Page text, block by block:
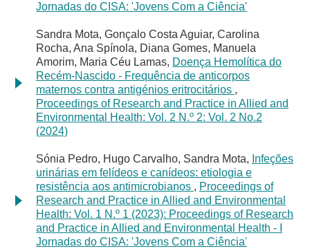
Jornadas do CISA: 'Jovens Com a Ciência'
Sandra Mota, Gonçalo Costa Aguiar, Carolina
Rocha, Ana Spínola, Diana Gomes, Manuela
Amorim, Maria Céu Lamas, Doença Hemolítica do
Recém-Nascido - Frequência de anticorpos
maternos contra antigénios eritrocitários ,
Proceedings of Research and Practice in Allied and
Environmental Health: Vol. 2 N.º 2: Vol. 2 No.2
(2024)
Sónia Pedro, Hugo Carvalho, Sandra Mota, Infeções
urinárias em felídeos e canídeos: etiologia e
resistência aos antimicrobianos , Proceedings of
Research and Practice in Allied and Environmental
Health: Vol. 1 N.º 1 (2023): Proceedings of Research
and Practice in Allied and Environmental Health - I
Jornadas do CISA: 'Jovens Com a Ciência'